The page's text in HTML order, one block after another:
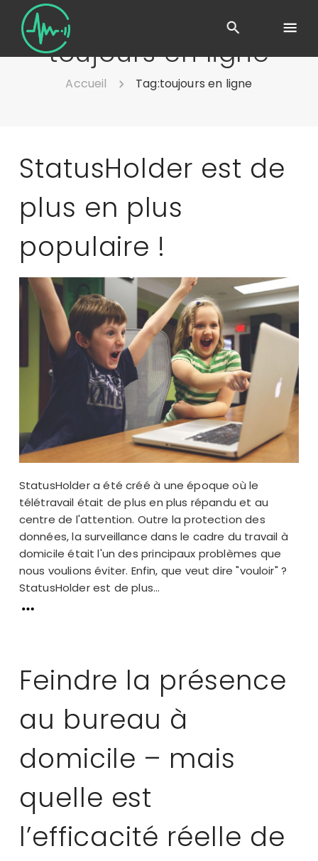
toujours en ligne
Accueil Tag:toujours en ligne
StatusHolder est de
plus en plus
populaire !
StatusHolder a été créé à une époque où le
télétravail était de plus en plus répandu et au
centre de l'attention. Outre la protection des
données, la surveillance dans le cadre du travail à
domicile était l'un des principaux problèmes que
nous voulions éviter. Enfin, que veut dire "vouloir" ?
StatusHolder est de plus...
Feindre la présence
au bureau à
domicile – mais
quelle est
l’efficacité réelle de